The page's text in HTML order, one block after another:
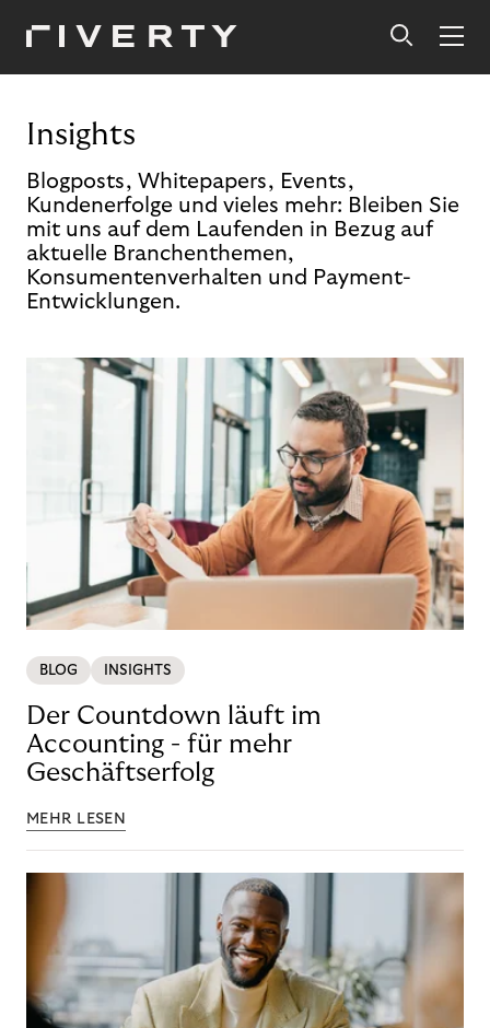
Insights
Blogposts, Whitepapers, Events,
Kundenerfolge und vieles mehr: Bleiben Sie
mit uns auf dem Laufenden in Bezug auf
aktuelle Branchenthemen,
Konsumentenverhalten und Payment-
Entwicklungen.
BLOG INSIGHTS
Der Countdown läuft im
Accounting - für mehr
Geschäftserfolg
MEHR LESEN